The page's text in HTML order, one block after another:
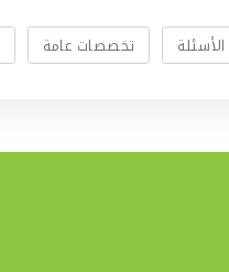
تخصصات عامة